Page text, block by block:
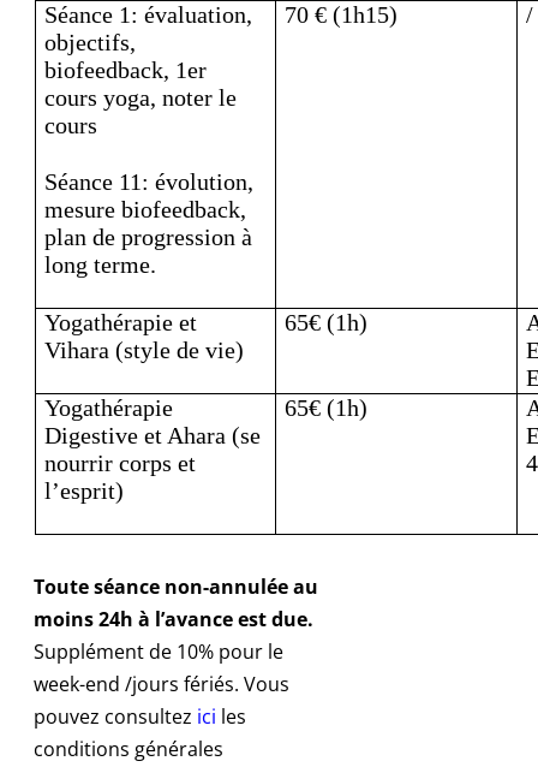
Séance 1: évaluation,
objectifs,
biofeedback, 1er
cours yoga, noter le
cours
Séance 11: évolution,
mesure biofeedback,
plan de progression à
long terme.
70 € (1h15) /
Yogathérapie et
Vihara (style de vie)
65€ (1h)
Yogathérapie
Digestive et Ahara (se
nourrir corps et
l’esprit)
65€ (1h)
Toute séance non-annulée au
moins 24h à l’avance est due.
Supplément de 10% pour le
week-end /jours fériés. Vous
pouvez consultez ici les
conditions générales